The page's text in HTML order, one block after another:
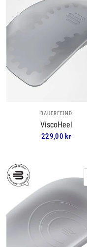
BAUERFEIND
ViscoHeel
229,00 kr